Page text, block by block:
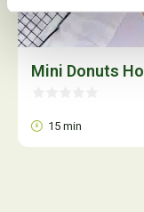
Mini Donuts
15 min